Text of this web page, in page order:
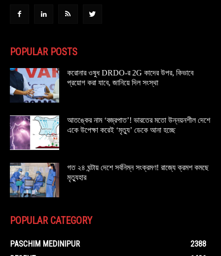
POPULAR POSTS
করোনার ওষুধ DRDO-র 2G কাদের উপর, কিভাবে
প্রয়োগ করা যাবে, জানিয়ে দিল সংস্থা
আতঙ্কের নাম ‘বজ্রপাত’! ভারতের মতো উন্নয়নশীল দেশে
একে উপেক্ষা করেই ‘মৃত্যু’ ডেকে আনা হচ্ছে
গত ২৪ ঘন্টায় দেশে সর্বনিম্ন সংক্রমণ! রাজ্যে ক্রমশ কমছে
মৃত্যুহার
POPULAR CATEGORY
PASCHIM MEDINIPUR
2388